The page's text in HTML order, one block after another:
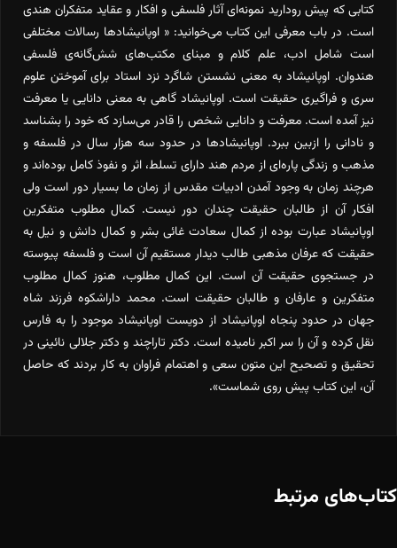
کتابی که پیش رودارید نمونه‌ای آثار فلسفی و افکار و عقاید متفکران هندی
است. در باب معرفی این کتاب می‌خوانید: « اوپانیشادها رسالات مختلفی
است شامل ادب، علم کلام و مبنای مکتب‌های شش‌گانه‌ی فلسفی
هندوان. اوپانیشاد به معنی نشستن شاگرد نزد استاد برای آموختن علوم
سری و فراگیری حقیقت است. اوپانیشاد گاهی به معنی دانایی یا معرفت
نیز آمده است. معرفت و دانایی شخص را قادر می‌سازد که خود را بشناسد
و نادانی را ازبین ببرد. اوپانیشادها در حدود سه هزار سال در فلسفه و
مذهب و زندگی پاره‌ای از مردم هند دارای تسلط، اثر و نفوذ کامل بوده‌اند و
هرچند زمان به وجود آمدن ادبیات مقدس از زمان ما بسیار دور است ولی
افکار آن از طالبان حقیقت چندان دور نیست. کمال مطلوب متفکرین
اوپانیشاد عبارت بوده از کمال سعادت غائی بشر و کمال دانش و نیل به
حقیقت که عرفان مذهبی طالب دیدار مستقیم آن است و فلسفه پیوسته
در جستجوی حقیقت آن است. این کمال مطلوب، هنوز کمال مطلوب
متفکرین و عارفان و طالبان حقیقت است. محمد داراشکوه فرزند شاه
جهان در حدود پنجاه اوپانیشاد از دویست اوپانیشاد موجود را به فارس
نقل کرده و آن را سر اکبر نامیده است. دکتر تاراچند و دکتر جلالی نائینی در
تحقیق و تصحیح این متون سعی و اهتمام فراوان به کار بردند که حاصل
آن، این کتاب پیش روی شماست».
کتاب‌های مرتبط